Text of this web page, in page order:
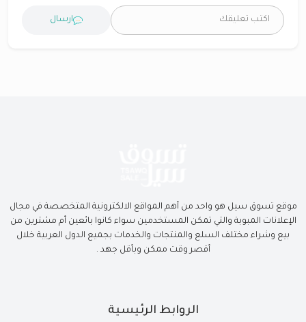
ارسال
موقع تسوق سيل هو واحد من أهم المواقع الالكترونية المتخصصة في مجال
الإعلانات المبوبة والتي تمكن المستخدمين سواء كانوا بائعين أم مشترين من
بيع وشراء مختلف السلع والمنتجات والخدمات بجميع الدول العربية خلال
أقصر وقت ممكن وبأقل جهد .
الروابط الرئيسية